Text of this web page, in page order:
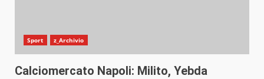
Sport z_Archivio
Calciomercato Napoli: Milito, Yebda